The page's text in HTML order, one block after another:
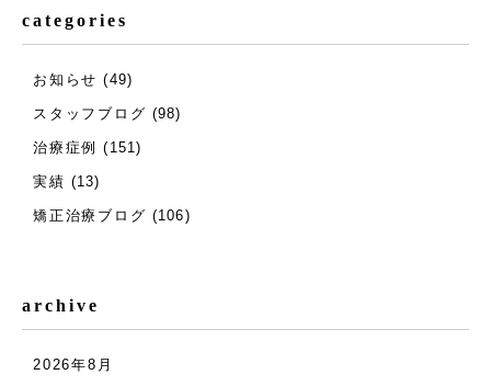
categories
お知らせ (49)
スタッフブログ (98)
治療症例 (151)
実績 (13)
矯正治療ブログ (106)
archive
2026年8月